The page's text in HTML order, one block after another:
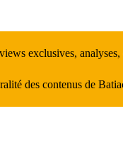
exclusives, analyses,
des contenus de